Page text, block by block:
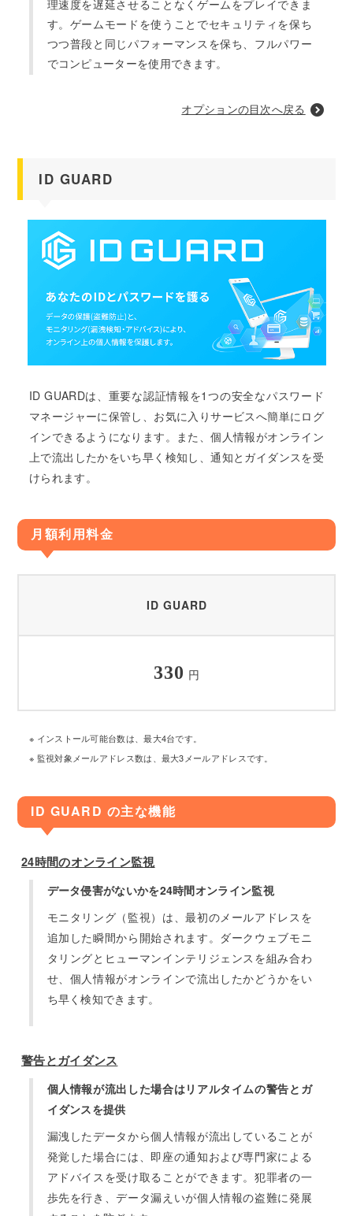
理速度を遅延させることなくゲームをプレイできま
す。ゲームモードを使うことでセキュリティを保ち
つつ普段と同じパフォーマンスを保ち、フルパワー
でコンピューターを使用できます。
オプションの目次へ戻る
ID GUARD
ID GUARDは、重要な認証情報を1つの安全なパスワード
マネージャーに保管し、お気に入りサービスへ簡単にログ
インできるようになります。また、個人情報がオンライン
上で流出したかをいち早く検知し、通知とガイダンスを受
けられます。
月額利用料金
ID GUARD
330 円
※ インストール可能台数は、最大4台です。
※ 監視対象メールアドレス数は、最大3メールアドレスです。
ID GUARD の主な機能
24時間のオンライン監視
データ侵害がないかを24時間オンライン監視
モニタリング（監視）は、最初のメールアドレスを
追加した瞬間から開始されます。ダークウェブモニ
タリングとヒューマンインテリジェンスを組み合わ
せ、個人情報がオンラインで流出したかどうかをい
ち早く検知できます。
警告とガイダンス
個人情報が流出した場合はリアルタイムの警告とガ
イダンスを提供
漏洩したデータから個人情報が流出していることが
発覚した場合には、即座の通知および専門家による
アドバイスを受け取ることができます。犯罪者の一
歩先を行き、データ漏えいが個人情報の盗難に発展